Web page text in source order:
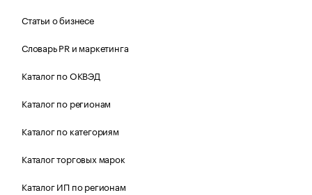
Статьи о бизнесе
Словарь PR и маркетинга
Каталог по ОКВЭД
Каталог по регионам
Каталог по категориям
Каталог торговых марок
Каталог ИП по регионам